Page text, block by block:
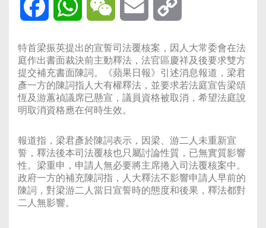
Facebook WhatsAppWeChat Email
特首梁振英提出的宣誓司法覆核案，因人大常委會在法
庭作出書面裁決前主動釋法，法官區慶祥及後要求雙方
提交補充書面陳詞。《蘋果日報》引述消息報道，梁君
彥一方的陳詞指人大有權釋法，並要求若法庭宣告梁頌
恆及游蕙禎議席已懸宣，議員資格被取消，希望法庭說
明取消資格應在何時生效。
報道指，梁君彥於陳詞表示，因梁、游二人未重新宣
誓，釋法後本司法覆核也只屬討論性質，已無實質影響
性。梁重申，申請人無必要將主席捲入司法覆核案中。
政府一方的補充陳詞指，人大釋法不影響申請人早前的
陳詞，對梁游二人當日宣誓時的態度和後果，釋法都對
二人無影響。